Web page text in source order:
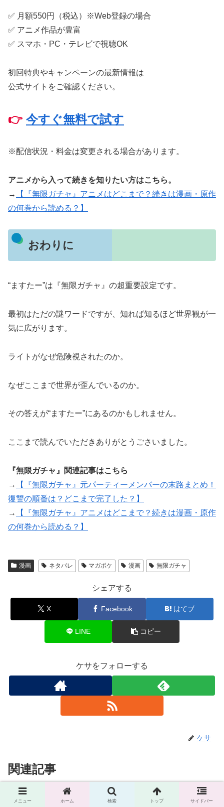
✅ 月額550円（税込）※Web登録の場合
✅ アニメ作品が豊富
✅ スマホ・PC・テレビで視聴OK
初回特典やキャンペーンの最新情報は
公式サイトをご確認ください。
👉 今すぐ無料で試す
※配信状況・料金は変更される場合があります。
アニメから入って続きを知りたい方はこちら。
→
【『無限ガチャ』アニメはどこまで？続きは漫画・原作
の何巻から読める？】
おわりに
“ますたー”は『無限ガチャ』の超重要設定です。
最初はただの謎ワードですが、知れば知るほど世界観が一
気に広がります。
ライトがなぜ危険視されたのか。
なぜここまで世界が歪んでいるのか。
その答えが“ますたー”にあるのかもしれません。
ここまで読んでいただきありがとうごさいました。
『無限ガチャ』関連記事はこちら
→
【『無限ガチャ』元パーティーメンバーの末路まとめ！
復讐の順番は？どこまで完了した？】
→
【『無限ガチャ』アニメはどこまで？続きは漫画・原作
の何巻から読める？】
漫画 ネタバレ マガポケ 漫画 無限ガチャ
シェアする
X Facebook はてブ
LINE コピー
ケサをフォローする
ケサ
関連記事
漫画
薫る花は凛と咲く 特別編2.5
メニュー ホーム 検索 トップ サイドバー